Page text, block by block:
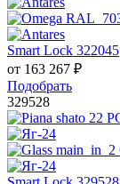
Smart Lock 322045
от 163 267 ₽
Подобрать
329528